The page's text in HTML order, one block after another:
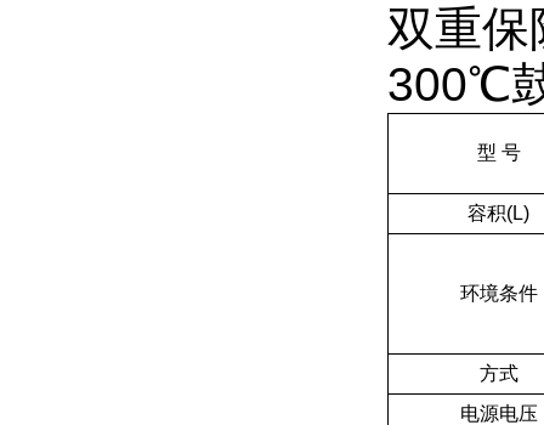
双重保
300℃
型 号
容积(L)
环境条件
方式
电源电压